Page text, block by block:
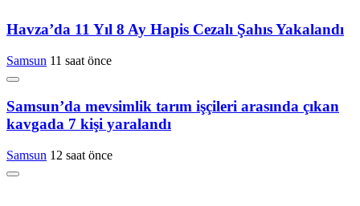
Havza’da 11 Yıl 8 Ay Hapis Cezalı Şahıs Yakalandı
Samsun 11 saat önce
Samsun’da mevsimlik tarım işçileri arasında çıkan
kavgada 7 kişi yaralandı
Samsun 12 saat önce